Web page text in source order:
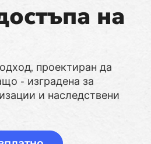
на
проектиран да
- изградена за
и наследствени